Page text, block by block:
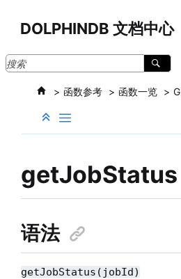
DOLPHINDB 文档中心
函数参考 函数一览 G
getJobStatus
语法
getJobStatus(jobId)